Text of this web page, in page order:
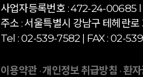
사업자등록번호 : 472-24-00685 l
주소 : 서울특별시 강남구 테헤란
Tel : 02-539-7582 | FAX : 02-
이용약관 ·개인정보 취급방침 ·환